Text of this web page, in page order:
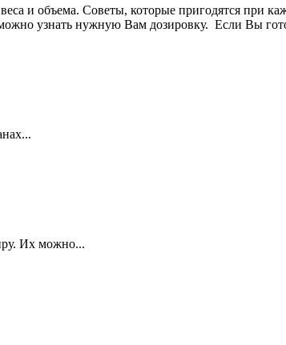
и объема. Советы, которые пригодятся при
узнать нужную Вам дозировку. Если Вы
Их можно...